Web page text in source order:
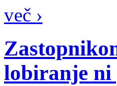
več ›
lobiranje ni